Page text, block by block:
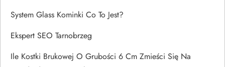
System Glass Kominki Co To Jest?
Ekspert SEO Tarnobrzeg
Ile Kostki Brukowej O Grubości 6 Cm Zmieści Się Na